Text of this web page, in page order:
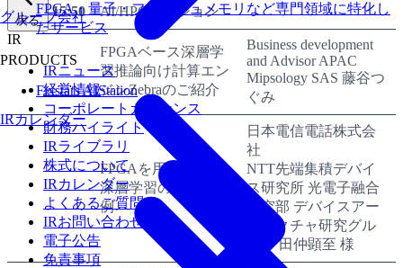
戻る
IR
IRニュース
経営情報
コーポレートガバナンス
財務ハイライト
IRライブラリ
株式について
IRカレンダー
よくあるご質問
IRお問い合わせ
電子公告
免責事項
グループ会社
FPGA・量子・フラッシュメモリなど専門領域に特化し
たサービス
PRODUCTS
Fixstars AIStation
IRカレンダー
14:40-15:50 AI/HPCセッション
FPGAベース深層学
習推論向け計算エン
ジンZebraのご紹介
Business development
and Advisor APAC
Mipsology SAS 藤谷つ
ぐみ
FPGAを用いた分散
深層学習の高速化事
例
日本電信電話株式会
社
NTT先端集積デバイ
ス研究所 光電子融合
研究部 デバイスアー
キテクチャ研究グル
ープ 田仲顕至 様